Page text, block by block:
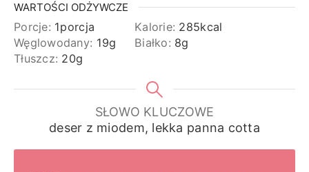
WARTOŚCI ODŻYWCZE
Porcje: 1porcja Kalorie: 285kcal
Węglowodany: 19g Białko: 8g
Tłuszcz: 20g
SŁOWO KLUCZOWE
deser z miodem, lekka panna cotta